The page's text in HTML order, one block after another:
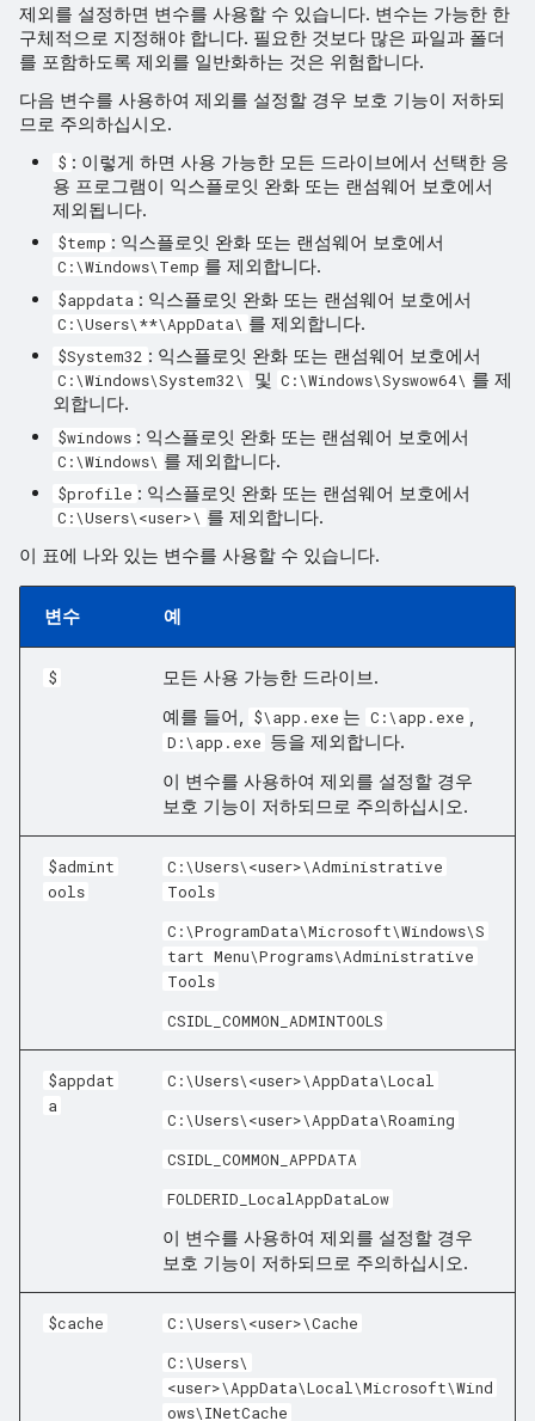
제외를 설정하면 변수를 사용할 수 있습니다. 변수는 가능한 한
구체적으로 지정해야 합니다. 필요한 것보다 많은 파일과 폴더
를 포함하도록 제외를 일반화하는 것은 위험합니다.
다음 변수를 사용하여 제외를 설정할 경우 보호 기능이 저하되
므로 주의하십시오.
$ : 이렇게 하면 사용 가능한 모든 드라이브에서 선택한 응
용 프로그램이 익스플로잇 완화 또는 랜섬웨어 보호에서
제외됩니다.
$temp : 익스플로잇 완화 또는 랜섬웨어 보호에서
C:\Windows\Temp 를 제외합니다.
$appdata : 익스플로잇 완화 또는 랜섬웨어 보호에서
C:\Users\**\AppData\ 를 제외합니다.
$System32 : 익스플로잇 완화 또는 랜섬웨어 보호에서
C:\Windows\System32\ 및 C:\Windows\Syswow64\ 를 제
외합니다.
$windows : 익스플로잇 완화 또는 랜섬웨어 보호에서
C:\Windows\ 를 제외합니다.
$profile : 익스플로잇 완화 또는 랜섬웨어 보호에서
C:\Users\<user>\ 를 제외합니다.
이 표에 나와 있는 변수를 사용할 수 있습니다.
변수 예
$
모든 사용 가능한 드라이브.
예를 들어,
$\app.exe 는 C:\app.exe ,
D:\app.exe 등을 제외합니다.
이 변수를 사용하여 제외를 설정할 경우
보호 기능이 저하되므로 주의하십시오.
$admint
ools
C:\Users\<user>\Administrative
Tools
C:\ProgramData\Microsoft\Windows\S
tart Menu\Programs\Administrative
Tools
CSIDL_COMMON_ADMINTOOLS
$appdat
a
C:\Users\<user>\AppData\Local
C:\Users\<user>\AppData\Roaming
CSIDL_COMMON_APPDATA
FOLDERID_LocalAppDataLow
이 변수를 사용하여 제외를 설정할 경우
보호 기능이 저하되므로 주의하십시오.
$cache C:\Users\<user>\Cache
C:\Users\
<user>\AppData\Local\Microsoft\Wind
ows\INetCache